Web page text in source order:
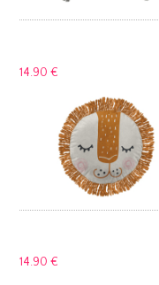
14.90 €
14.90 €